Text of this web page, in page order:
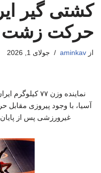
کشتی گیر
حرکت زشت
از aminkav جولای 1, 2026
نماینده وزن ۷۷
آسیا، با وجود پیروزی مقابل
غیرورزشی پس از